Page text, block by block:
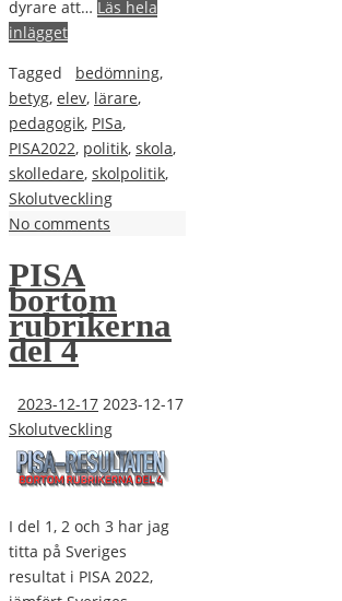
dyrare att… Läs hela
inlägget
Tagged
bedömning,
betyg, elev, lärare,
pedagogik, PISa,
PISA2022, politik, skola,
skolledare, skolpolitik,
Skolutveckling
No comments
PISA
bortom
rubrikerna
del 4
2023-12-17 2023-12-17
Skolutveckling
I del 1, 2 och 3 har jag
titta på Sveriges
resultat i PISA 2022,